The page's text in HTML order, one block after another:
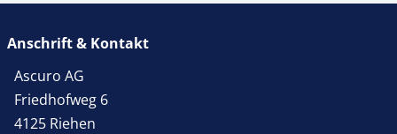
Anschrift & Kontakt
Ascuro AG
Friedhofweg 6
4125 Riehen